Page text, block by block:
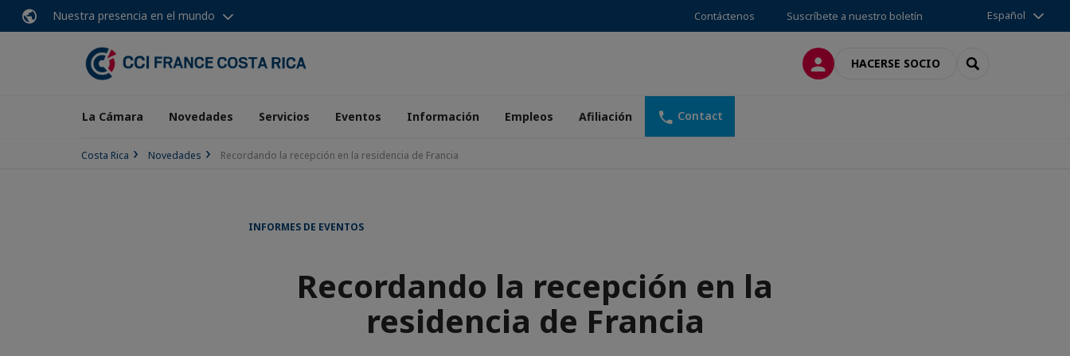
Nuestra presencia en el mundo Contáctenos Suscríbete a nuestro boletín Español
CONECTARSE
HACERSE SOCIO SEARCH
La Cámara Novedades Servicios Eventos Información Empleos Afiliación Contact
Costa Rica Novedades Recordando la recepción en la residencia de Francia
INFORMES DE EVENTOS
Recordando la recepción en la
residencia de Francia